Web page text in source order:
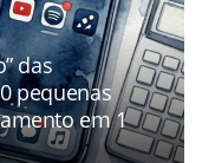
das
pequenas
em 1